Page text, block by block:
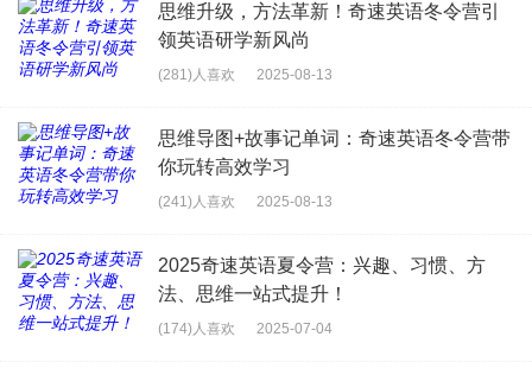
思维升级，方法革新！奇速英语冬令营引
领英语研学新风尚
(281)人喜欢 2025-08-13
思维导图+故事记单词：奇速英语冬令营带
你玩转高效学习
(241)人喜欢 2025-08-13
2025奇速英语夏令营：兴趣、习惯、方
法、思维一站式提升！
(174)人喜欢 2025-07-04